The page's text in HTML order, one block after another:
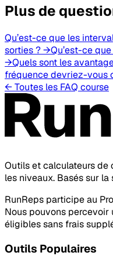
Plus de
Qu’est-ce que les
sorties ?→Qu’est-ce
→Quels sont les
fréquence devriez-vous
← Toutes les FAQ course
Outils et calculateurs de
les niveaux. Basés sur la
RunReps participe au
Nous pouvons percevoir
éligibles sans frais
Outils Populaires